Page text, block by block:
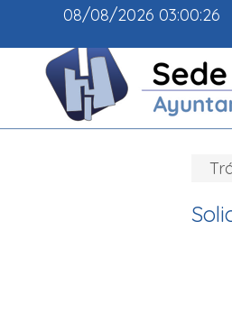
08/08/2026 03:00:27